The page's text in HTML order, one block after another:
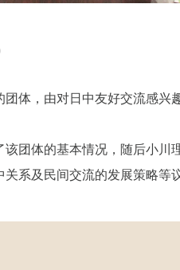
体，由对日中友好交流感兴
团体的基本情况，随后小
系及民间交流的发展策略等